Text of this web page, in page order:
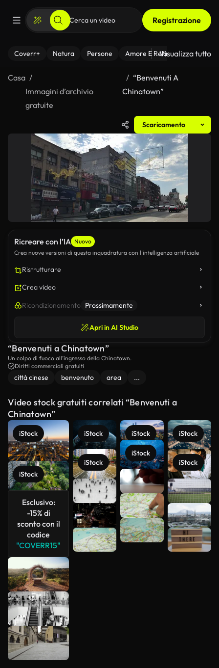
Registrazione
Coverr+ Natura Persone Amore E Relazioni Il
Visualizza tutto
Casa
Immagini d’archivio
gratuite
“Benvenuti A
Chinatown”
Scaricamento
Ricreare con l’IA Nuovo
Crea nuove versioni di questa inquadratura con l’intelligenza artificiale
Ristrutturare
Crea video
Ricondizionamento Prossimamente
Apri in AI Studio
“Benvenuti a Chinatown”
Un colpo di fuoco all’ingresso della Chinatown.
Diritti commerciali gratuiti
città cinese benvenuto area ...
Video stock gratuiti correlati “Benvenuti a
Chinatown”
iStock
iStock
Esclusivo:
-15% di
sconto con il
codice
"COVERR15"
iStock
iStock
iStock
iStock
iStock
iStock
Scopri di
più